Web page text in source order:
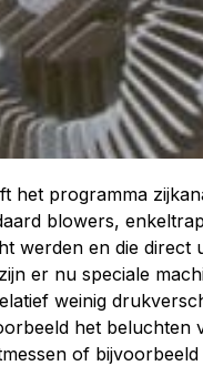
het programma
blowers,
werden en die direct
er nu speciale
weinig
het beluchten
of